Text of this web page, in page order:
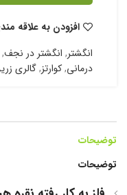
افزودن به علاقه
انگشتر, انگشتر در نجف,
درمانی,کوارتز,گالری
توضیحات
توضیحات